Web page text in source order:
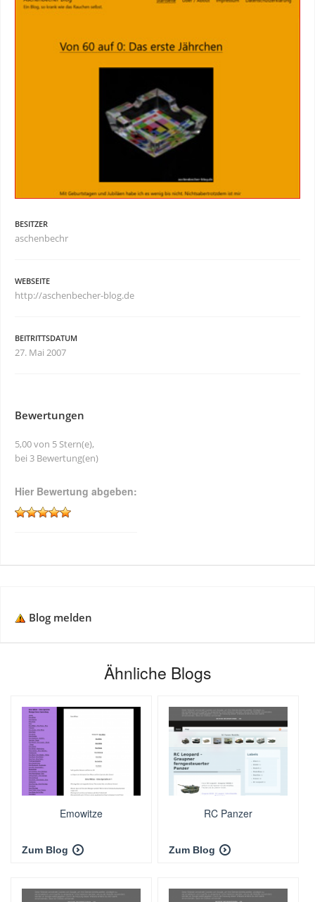
BESITZER
aschenbechr
WEBSEITE
http://aschenbecher-blog.de
BEITRITTSDATUM
27. Mai 2007
Bewertungen
5,00 von 5 Stern(e),
bei 3 Bewertung(en)
Hier Bewertung abgeben:
Blog melden
Ähnliche Blogs
Emowitze
Zum Blog
RC Panzer
Zum Blog